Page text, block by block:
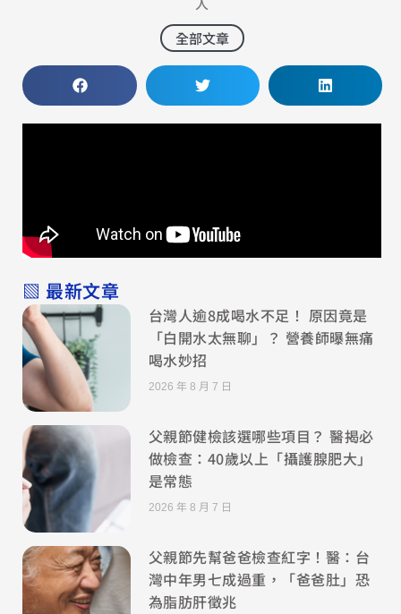
全部文章
▧ 最新文章
台灣人逾8成喝水不足！ 原因竟是
「白開水太無聊」？ 營養師曝無痛
喝水妙招
2026 年 8 月 7 日
父親節健檢該選哪些項目？ 醫揭必
做檢查：40歲以上「攝護腺肥大」
是常態
2026 年 8 月 7 日
父親節先幫爸爸檢查紅字！醫：台
灣中年男七成過重，「爸爸肚」恐
為脂肪肝徵兆